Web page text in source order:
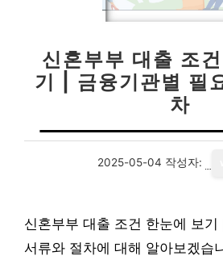
신혼부부 대출 조
기 | 금융기관별 필
차
2025-05-04 작성자:
신혼부부 대출 조건 한눈에 보기
서류와 절차에 대해 알아보겠습